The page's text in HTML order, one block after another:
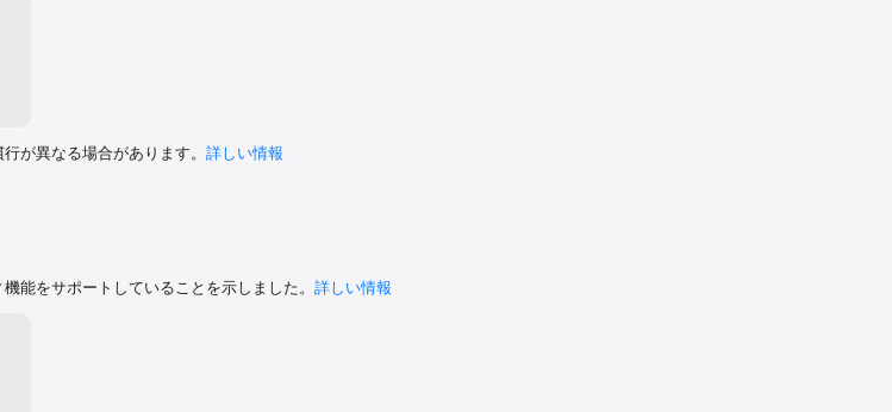
が異なる場合があります。 詳しい情報
能をサポートしていることを示しました。 詳しい情報